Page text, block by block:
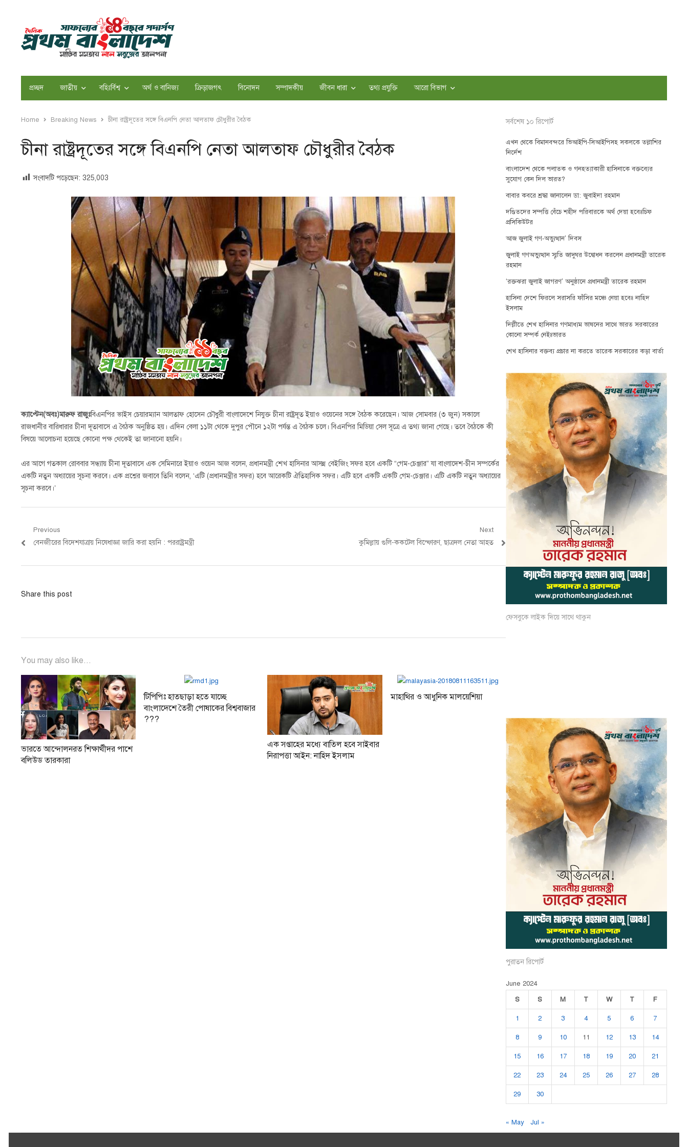
প্রচ্ছদ জাতীয় বহিঃর্বিশ্ব অর্থ ও বানিজ্য ক্রিড়াজগৎ বিনোদন সম্পাদকীয় জীবন ধারা তথ্য প্রযুক্তি আরো বিভাগ
Home Breaking News চীনা রাষ্ট্রদূতের সঙ্গে বিএনপি নেতা আলতাফ চৌধুরীর বৈঠক
চীনা রাষ্ট্রদূতের সঙ্গে বিএনপি নেতা আলতাফ চৌধুরীর বৈঠক
সংবাদটি পড়েছেন: 325,003
ক্যাপ্টেন(অবঃ)মারুফ রাজুঃবিএনপির ভাইস চেয়ারম্যান আলতাফ হোসেন চৌধুরী বাংলাদেশে নিযুক্ত চীনা রাষ্ট্রদূত ইয়াও ওয়েনের সঙ্গে বৈঠক করেছেন। আজ সোমবার (৩ জুন) সকালে
রাজধানীর বারিধারার চীনা দূতাবাসে এ বৈঠক অনুষ্ঠিত হয়। এদিন বেলা ১১টা থেকে দুপুর পৌনে ১২টা পর্যন্ত এ বৈঠক চলে। বিএনপির মিডিয়া সেল সূত্রে এ তথ্য জানা গেছে। তবে বৈঠকে কী
বিষয়ে আলোচনা হয়েছে কোনো পক্ষ থেকেই তা জানানো হয়নি।
এর আগে গতকাল রোববার সন্ধ্যায় চীনা দূতাবাসে এক সেমিনারে ইয়াও ওয়েন আজ বলেন, প্রধানমন্ত্রী শেখ হাসিনার আসন্ন বেইজিং সফর হবে একটি “গেম-চেঞ্জার” যা বাংলাদেশ-চীন সম্পর্কের
একটি নতুন অধ্যায়ের সূচনা করবে। এক প্রশ্নের জবাবে তিনি বলেন, ‘এটি (প্রধানমন্ত্রীর সফর) হবে আরেকটি ঐতিহাসিক সফর। এটি হবে একটি একটি গেম-চেঞ্জার। এটি একটি নতুন অধ্যায়ের
সূচনা করবে।’
Post
navigation
Previous
Previous
বেনজীরের বিদেশযাত্রায় নিষেধাজ্ঞা জারি করা হয়নি : পররাষ্ট্রমন্ত্রী
Next
Next
কুমিল্লায় গুলি-ককটেল বিস্ফোরণ, ছাত্রদল নেতা আহত
Share this post
You may also like...
ভারতে আন্দোলনরত শিক্ষার্থীদর পাশে
বলিউড তারকারা
টিপিপিঃ হাতছাড়া হতে যাচ্ছে
বাংলাদেশে তৈরী পোষাকের বিশ্ববাজার
???
এক সপ্তাহের মধ্যে বাতিল হবে সাইবার
নিরাপত্তা আইন: নাহিদ ইসলাম
মাহাথির ও আধুনিক মালয়েশিয়া
সর্বশেষ ১০ রিপোর্ট
এখন থেকে বিমানবন্দরে ভিআইপি-সিআইপিসহ সকলকে তল্লাশির
নির্দেশ
বাংলাদেশ থেকে পলাতক ও গনহত্যাকারী হাসিনাকে বক্তব্যের
সুযোগ কেন দিল ভারত?
বাবার কবরে শ্রদ্ধা জানালেন ডা: জুবাইদা রহমান
দণ্ডিতদের সম্পত্তি বেঁচে শহীদ পরিবারকে অর্থ দেয়া হবেঃচিফ
প্রসিকিউটর
আজ জুলাই গণ-অভ্যুত্থান’ দিবস
জুলাই গণঅভ্যুত্থান স্মৃতি জাদুঘর উদ্বোধন করলেন প্রধানমন্ত্রী তারেক
রহমান
‘রক্তঝরা জুলাই জাগরণ’ অনুষ্ঠানে প্রধানমন্ত্রী তারেক রহমান
হাসিনা দেশে ফিরলে সরাসরি ফাঁসির মঞ্চে নেয়া হবেঃ নাহিদ
ইসলাম
দিল্লীতে শেখ হাসিনার গণমাধ্যম ভাষনের সাথে ভারত সরকারের
কোনো সম্পর্ক নেইঃভারত
শেখ হাসিনার বক্তব্য প্রচার না করতে তারেক সরকারের কড়া বার্তা
ফেসবুকে লাইক দিয়ে সাথে থাকুন
পুরাতন রিপোর্ট
June 2024
S
S M T W T F
1 2 3 4 5 6 7
8 9 10 11 12 13 14
15 16 17 18 19 20 21
22 23 24 25 26 27 28
29 30
« May Jul »